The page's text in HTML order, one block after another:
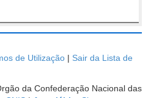
de Utilização | Sair da Lista de
da Confederação Nacional das